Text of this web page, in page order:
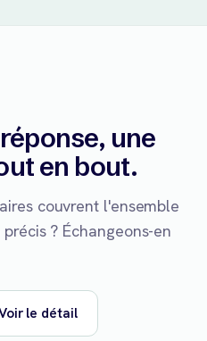
une
en bout.
couvrent l'ensemble
? Échangeons-en
le détail